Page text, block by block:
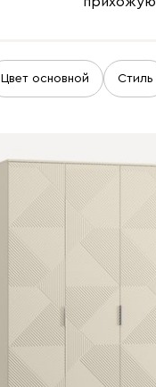
Цвет основной Стиль